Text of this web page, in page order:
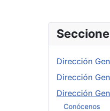
Dirección
Dirección
Dirección
Conócenos